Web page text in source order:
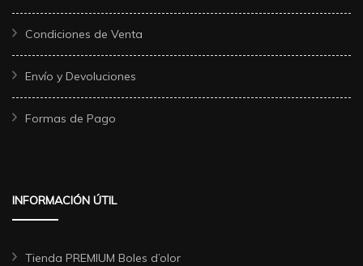
Condiciones de Venta
Envío y Devoluciones
Formas de Pago
INFORMACIÓN ÚTIL
Tienda PREMIUM Boles d’olor